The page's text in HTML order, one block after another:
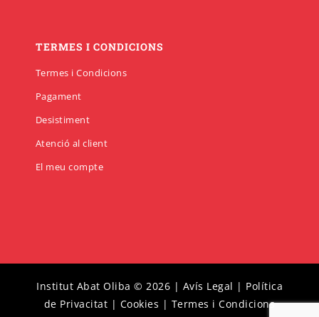
TERMES I CONDICIONS
Termes i Condicions
Pagament
Desistiment
Atenció al client
El meu compte
Institut Abat Oliba © 2026 | Avís Legal | Política
de Privacitat | Cookies | Termes i Condicions